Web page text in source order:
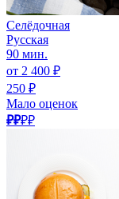
Селёдочная
Русская
90 мин.
от 2 400 ₽
250 ₽
Мало оценок
₽₽₽₽